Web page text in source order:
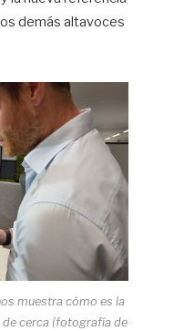
demás altavoces
muestra cómo es la
cerca (fotografía de